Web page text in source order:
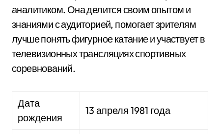
аналитиком. Она делится своим опытом и
знаниями с аудиторией, помогает зрителям
лучше понять фигурное катание и участвует в
телевизионных трансляциях спортивных
соревнований.
Дата
рождения
13 апреля 1981 года